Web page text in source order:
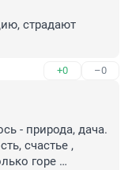
страдают
+0 –0
- природа, дача.
счастье ,
горе